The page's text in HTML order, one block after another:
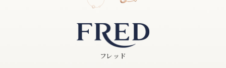
フレッド